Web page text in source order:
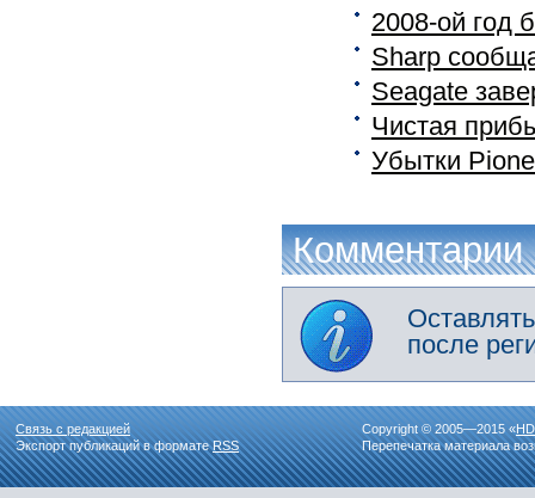
2008-ой год
Sharp
Seagate
Чистая
Убытки
Комментарии
после
Связь с редакцией
Экспорт публикаций в форматеRSS
Copyright © 2005—2015 «
Перепечатка материала